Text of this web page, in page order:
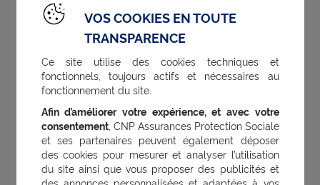
Lait et produits laitiers
Le type de sucre mis en cause est le
lactose qui est un Disaccharide (le «D» de
l'acronyme FODMAPs).
Aliments à limiter : le lait, ses dérivés (en
VOS COOKIES EN TOUTE
TRANSPARENCE
Ce site utilise des cookies techniques et
fonctionnels, toujours actifs et nécessaires au
fonctionnement du site.
Afin d’améliorer votre expérience, et avec votre
consentement, CNP Assurances Protection Sociale
et ses partenaires peuvent également déposer
des cookies pour mesurer et analyser l’utilisation
du site ainsi que vous proposer des publicités et